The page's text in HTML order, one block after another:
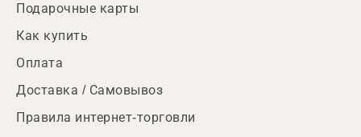
Подарочные карты
Как купить
Оплата
Доставка / Самовывоз
Правила интернет-торговли